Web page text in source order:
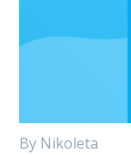
By Nikoleta